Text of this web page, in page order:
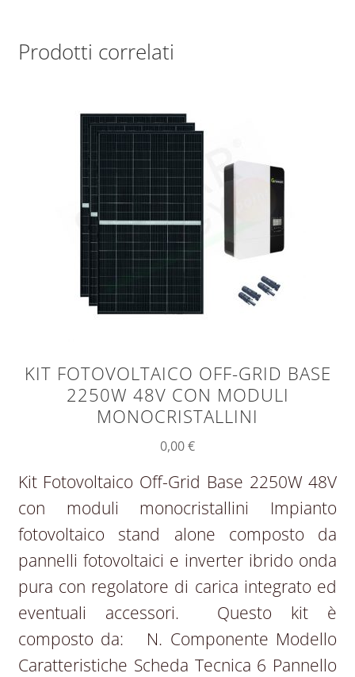
Prodotti correlati
KIT FOTOVOLTAICO OFF-GRID BASE
2250W 48V CON MODULI
MONOCRISTALLINI
0,00€
Kit Fotovoltaico Off-Grid Base 2250W 48V
con moduli monocristallini Impianto
fotovoltaico stand alone composto da
pannelli fotovoltaici e inverter ibrido onda
pura con regolatore di carica integrato ed
eventuali accessori. Questo kit è
composto da: N. Componente Modello
Caratteristiche Scheda Tecnica 6 Pannello